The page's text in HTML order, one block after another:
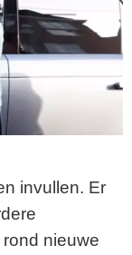
invullen. Er
nieuwe